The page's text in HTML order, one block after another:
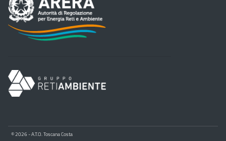
© 2026 - A.T.O. Toscana Costa